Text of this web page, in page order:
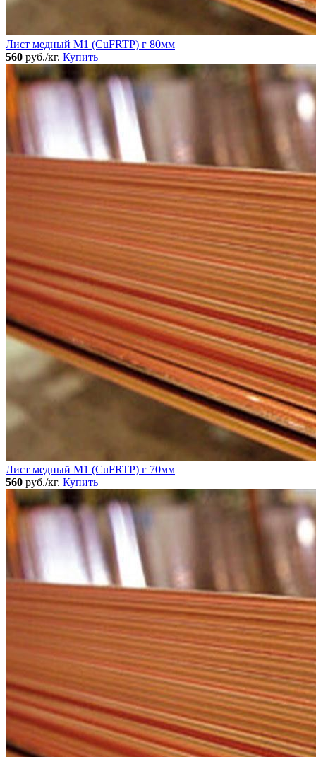
Лист медный М1 (CuFRTP) г 80мм
560 руб./кг. Купить
Лист медный М1 (CuFRTP) г 70мм
560 руб./кг. Купить